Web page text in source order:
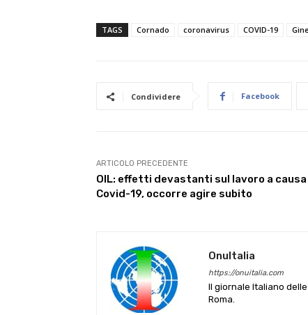
TAGS Cornado coronavirus COVID-19
Condividere Facebook
ARTICOLO PRECEDENTE
OIL: effetti devastanti sul lavoro a causa
Covid-19, occorre agire subito
OnuItalia
https://onuitalia.com
Il giornale Italiano
Roma.